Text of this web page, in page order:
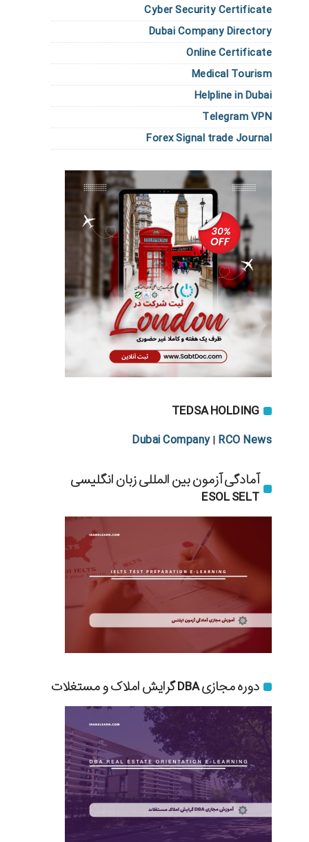
Cyber Security Certificate
Dubai Company Directory
Online Certificate
Medical Tourism
Helpline in Dubai
Telegram VPN
Forex Signal trade Journal
TEDSA HOLDING
Dubai Company| RCO News
آمادگی آزمون بین المللی زبان انگلیسی
ESOL SELT
دوره مجازی DBA گرایش املاک و مستغلات